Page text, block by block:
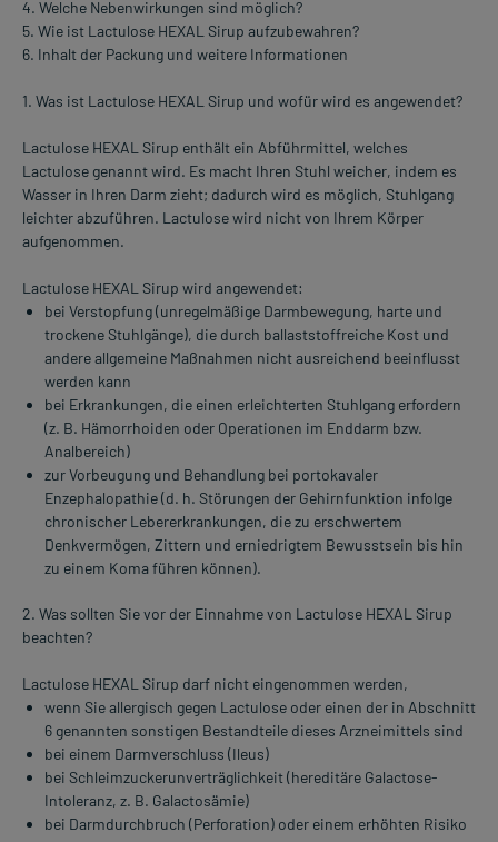
4. Welche Nebenwirkungen sind möglich?
5. Wie ist Lactulose HEXAL Sirup aufzubewahren?
6. Inhalt der Packung und weitere Informationen
1. Was ist Lactulose HEXAL Sirup und wofür wird es angewendet?
Lactulose HEXAL Sirup enthält ein Abführmittel, welches
Lactulose genannt wird. Es macht Ihren Stuhl weicher, indem es
Wasser in Ihren Darm zieht; dadurch wird es möglich, Stuhlgang
leichter abzuführen. Lactulose wird nicht von Ihrem Körper
aufgenommen.
Lactulose HEXAL Sirup wird angewendet:
bei Verstopfung (unregelmäßige Darmbewegung, harte und
trockene Stuhlgänge), die durch ballaststoffreiche Kost und
andere allgemeine Maßnahmen nicht ausreichend beeinflusst
werden kann
bei Erkrankungen, die einen erleichterten Stuhlgang erfordern
(z. B. Hämorrhoiden oder Operationen im Enddarm bzw.
Analbereich)
zur Vorbeugung und Behandlung bei portokavaler
Enzephalopathie (d. h. Störungen der Gehirnfunktion infolge
chronischer Lebererkrankungen, die zu erschwertem
Denkvermögen, Zittern und erniedrigtem Bewusstsein bis hin
zu einem Koma führen können).
2. Was sollten Sie vor der Einnahme von Lactulose HEXAL Sirup
beachten?
Lactulose HEXAL Sirup darf nicht eingenommen werden,
wenn Sie allergisch gegen Lactulose oder einen der in Abschnitt
6 genannten sonstigen Bestandteile dieses Arzneimittels sind
bei einem Darmverschluss (Ileus)
bei Schleimzuckerunverträglichkeit (hereditäre Galactose-
Intoleranz, z. B. Galactosämie)
bei Darmdurchbruch (Perforation) oder einem erhöhten Risiko